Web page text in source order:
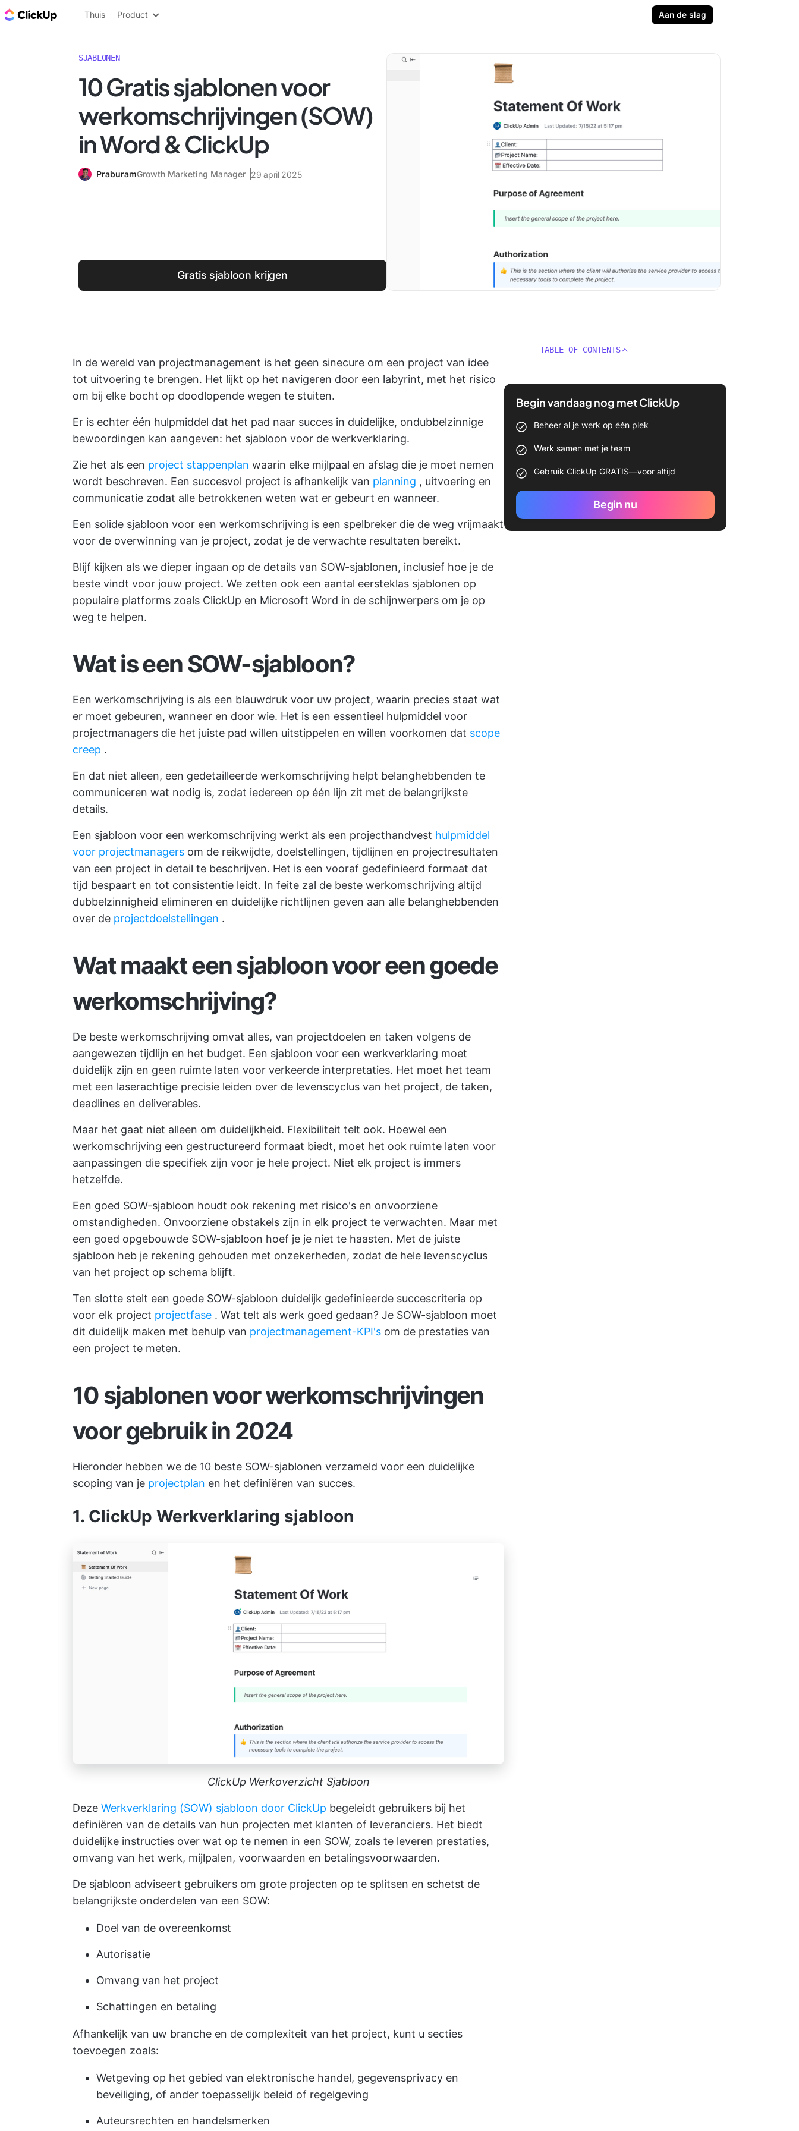
ClickUp Blog
Thuis Product Aan de slag
SJABLONEN
10 Gratis sjablonen voor
werkomschrijvingen (SOW)
in Word & ClickUp
PraburamGrowth Marketing Manager 29 april 2025
Gratis sjabloon krijgen
In de wereld van projectmanagement is het geen sinecure om een project van idee
tot uitvoering te brengen. Het lijkt op het navigeren door een labyrint, met het risico
om bij elke bocht op doodlopende wegen te stuiten.
Er is echter één hulpmiddel dat het pad naar succes in duidelijke, ondubbelzinnige
bewoordingen kan aangeven: het sjabloon voor de werkverklaring.
Zie het als een project stappenplan waarin elke mijlpaal en afslag die je moet nemen
wordt beschreven. Een succesvol project is afhankelijk van planning , uitvoering en
communicatie zodat alle betrokkenen weten wat er gebeurt en wanneer.
Een solide sjabloon voor een werkomschrijving is een spelbreker die de weg vrijmaakt
voor de overwinning van je project, zodat je de verwachte resultaten bereikt.
Blijf kijken als we dieper ingaan op de details van SOW-sjablonen, inclusief hoe je de
beste vindt voor jouw project. We zetten ook een aantal eersteklas sjablonen op
populaire platforms zoals ClickUp en Microsoft Word in de schijnwerpers om je op
weg te helpen.
Wat is een SOW-sjabloon?
Een werkomschrijving is als een blauwdruk voor uw project, waarin precies staat wat
er moet gebeuren, wanneer en door wie. Het is een essentieel hulpmiddel voor
projectmanagers die het juiste pad willen uitstippelen en willen voorkomen dat scope
creep .
En dat niet alleen, een gedetailleerde werkomschrijving helpt belanghebbenden te
communiceren wat nodig is, zodat iedereen op één lijn zit met de belangrijkste
details.
Een sjabloon voor een werkomschrijving werkt als een projecthandvest hulpmiddel
voor projectmanagers om de reikwijdte, doelstellingen, tijdlijnen en projectresultaten
van een project in detail te beschrijven. Het is een vooraf gedefinieerd formaat dat
tijd bespaart en tot consistentie leidt. In feite zal de beste werkomschrijving altijd
dubbelzinnigheid elimineren en duidelijke richtlijnen geven aan alle belanghebbenden
over de projectdoelstellingen .
Wat maakt een sjabloon voor een goede
werkomschrijving?
De beste werkomschrijving omvat alles, van projectdoelen en taken volgens de
aangewezen tijdlijn en het budget. Een sjabloon voor een werkverklaring moet
duidelijk zijn en geen ruimte laten voor verkeerde interpretaties. Het moet het team
met een laserachtige precisie leiden over de levenscyclus van het project, de taken,
deadlines en deliverables.
Maar het gaat niet alleen om duidelijkheid. Flexibiliteit telt ook. Hoewel een
werkomschrijving een gestructureerd formaat biedt, moet het ook ruimte laten voor
aanpassingen die specifiek zijn voor je hele project. Niet elk project is immers
hetzelfde.
Een goed SOW-sjabloon houdt ook rekening met risico's en onvoorziene
omstandigheden. Onvoorziene obstakels zijn in elk project te verwachten. Maar met
een goed opgebouwde SOW-sjabloon hoef je je niet te haasten. Met de juiste
sjabloon heb je rekening gehouden met onzekerheden, zodat de hele levenscyclus
van het project op schema blijft.
Ten slotte stelt een goede SOW-sjabloon duidelijk gedefinieerde succescriteria op
voor elk project projectfase . Wat telt als werk goed gedaan? Je SOW-sjabloon moet
dit duidelijk maken met behulp van projectmanagement-KPI's om de prestaties van
een project te meten.
10 sjablonen voor werkomschrijvingen
voor gebruik in 2024
Hieronder hebben we de 10 beste SOW-sjablonen verzameld voor een duidelijke
scoping van je projectplan en het definiëren van succes.
1. ClickUp Werkverklaring sjabloon
ClickUp Werkoverzicht Sjabloon
Deze Werkverklaring (SOW) sjabloon door ClickUp begeleidt gebruikers bij het
definiëren van de details van hun projecten met klanten of leveranciers. Het biedt
duidelijke instructies over wat op te nemen in een SOW, zoals te leveren prestaties,
omvang van het werk, mijlpalen, voorwaarden en betalingsvoorwaarden.
De sjabloon adviseert gebruikers om grote projecten op te splitsen en schetst de
belangrijkste onderdelen van een SOW:
Doel van de overeenkomst
Autorisatie
Omvang van het project
Schattingen en betaling
Afhankelijk van uw branche en de complexiteit van het project, kunt u secties
toevoegen zoals:
Wetgeving op het gebied van elektronische handel, gegevensprivacy en
beveiliging, of ander toepasselijk beleid of regelgeving
Auteursrechten en handelsmerken
TABLE OF CONTENTS
Begin vandaag nog met ClickUp
Beheer al je werk op één plek
Werk samen met je team
Gebruik ClickUp GRATIS—voor altijd
Begin nu